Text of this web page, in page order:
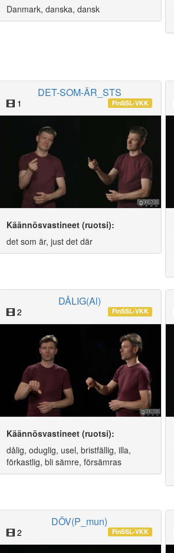
Danmark, danska, dansk
DET-SOM-ÄR_STS
1 FinSSL-VKK
Käännösvastineet (ruotsi):
det som är, just det där
DÅLIG(Al)
2 FinSSL-VKK
Käännösvastineet (ruotsi):
dålig, oduglig, usel, bristfällig, illa,
förkastlig, bli sämre, försämras
DÖV(P_mun)
2 FinSSL-VKK